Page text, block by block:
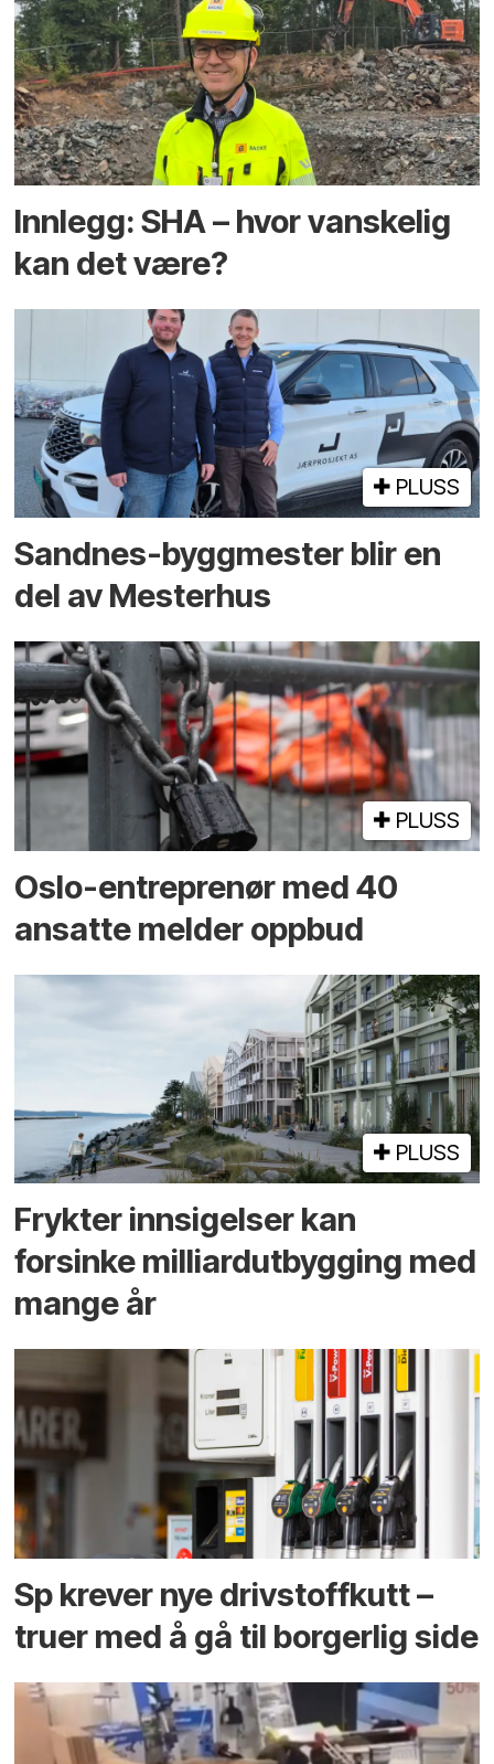
Innlegg: SHA – hvor vanskelig
kan det være?
PLUSS
Sandnes-byggmester blir en
del av Mesterhus
PLUSS
Oslo-entreprenør med 40
ansatte melder oppbud
PLUSS
Frykter innsigelser kan
forsinke milliard­utbygging med
mange år
Sp krever nye drivstoffkutt –
truer med å gå til borgerlig side